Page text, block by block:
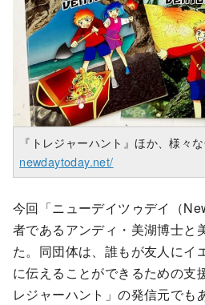
『トレジャーハント』ほか、様々
newdaytoday.net/
今回「ニューデイツゥデイ（
者であるアンディ・美湖博士と
た。同団体は、誰もが友人にイ
に伝えることができるための支
レジャーハント」の発信元でも